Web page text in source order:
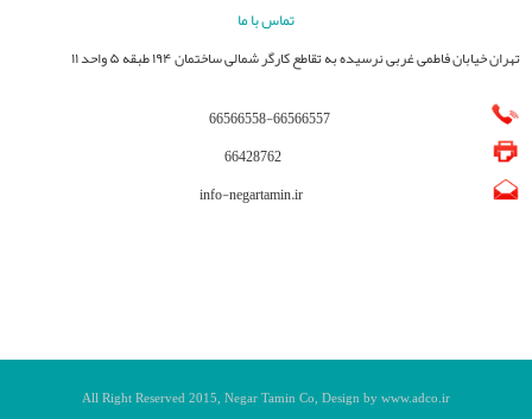
تماس با ما
تهران خیابان فاطمی غربی نرسیده به تقاطع کارگر شمالی ساختمان ۱۹۴ طبقه ۵ واحد ۱۱
66566558-66566557
66428762
info-negartamin.ir
All Right Reserved 201 5 , Negar Tamin Co, Design by www.adco.ir